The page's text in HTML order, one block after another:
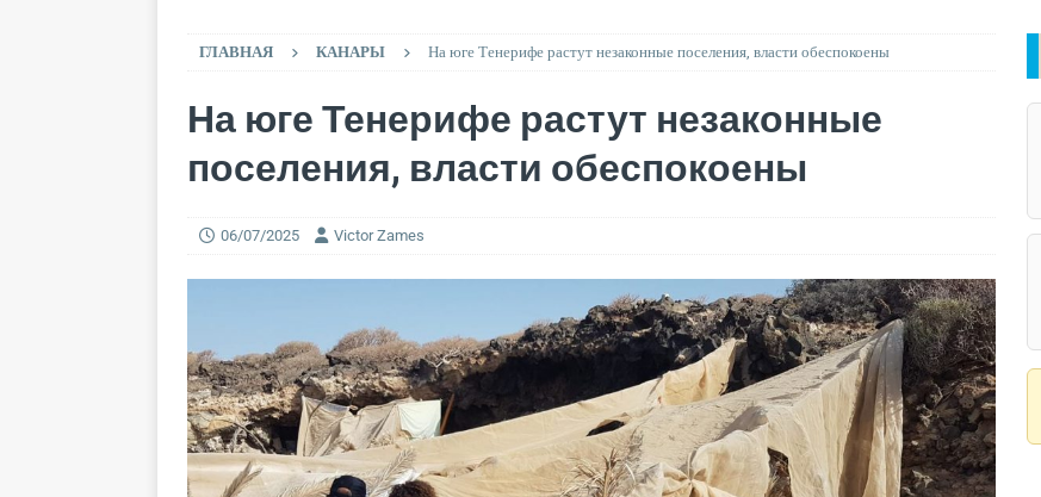
ГЛАВНАЯ КАНАРЫ На юге Тенерифе растут незаконные поселения, власти обеспокоены
На юге Тенерифе растут незаконные
поселения, власти обеспокоены
06/07/2025 Victor Zames